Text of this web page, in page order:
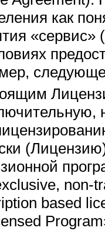
как
«сервис»
non-
based